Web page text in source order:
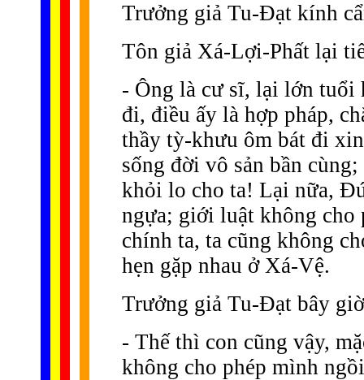
Trưởng giả Tu-Ðạt kính
Tôn giả Xá-Lợi-Phất lại
- Ông là cư sĩ, lại lớn tuổi
đi, điều ấy là hợp pháp,
thầy tỳ-khưu ôm bát đi
sống đời vô sản bần
khỏi lo cho ta! Lại nữa,
ngựa; giới luật không cho
chính ta, ta cũng không
hẹn gặp nhau ở Xá-Vệ.
Trưởng giả Tu-Ðạt bây
- Thế thì con cũng vậy,
không cho phép mình